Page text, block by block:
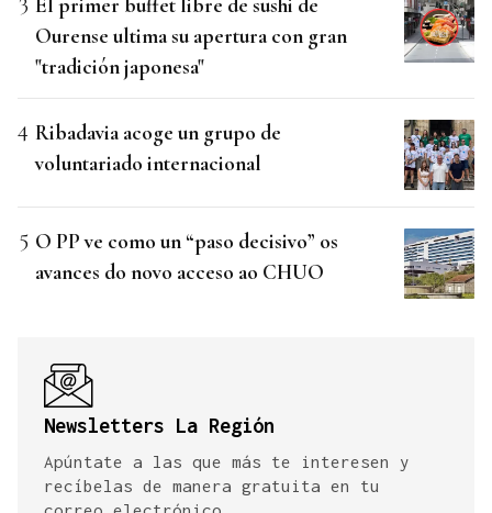
Ourense ultima su apertura con gran
"tradición japonesa"
Ribadavia acoge un grupo de
voluntariado internacional
O PP ve como un “paso decisivo” os
avances do novo acceso ao CHUO
Newsletters La Región
Apúntate a las que más te interesen y
recíbelas de manera gratuita en tu